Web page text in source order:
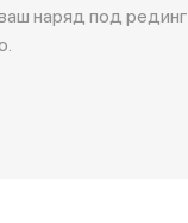
наряд под